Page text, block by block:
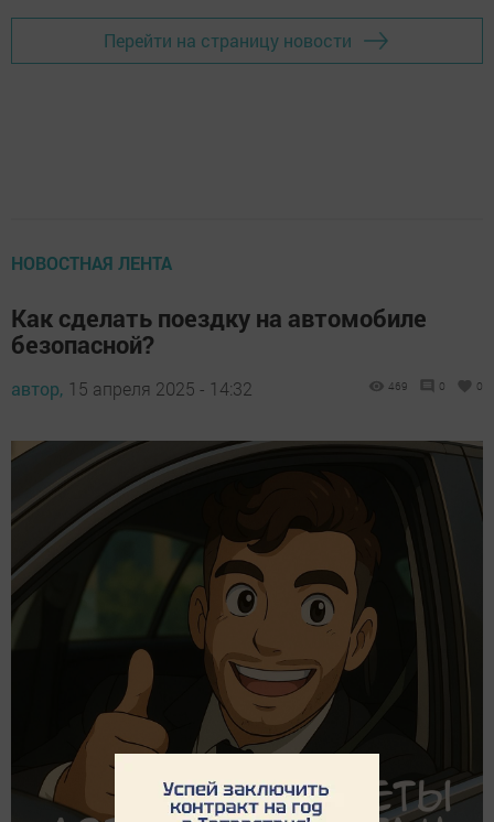
Перейти на страницу новости
НОВОСТНАЯ ЛЕНТА
Как сделать поездку на автомобиле
безопасной?
автор, 15 апреля 2025 - 14:32 469 0 0